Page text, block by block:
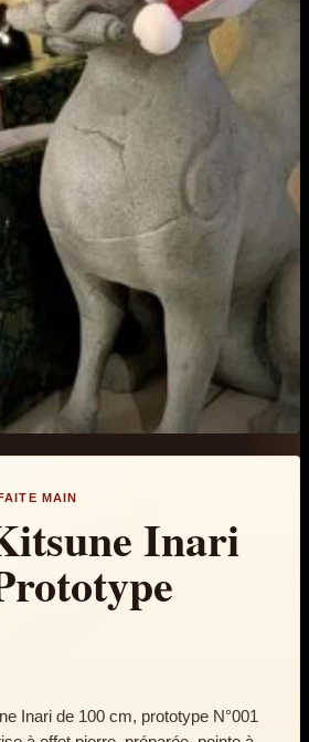
MAIN
Inari
Inari de 100 cm, prototype N°001